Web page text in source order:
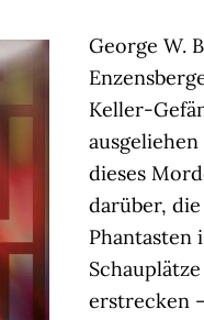
George W.
Keller-
dieses
darüber,
Phantasten
erstrecken